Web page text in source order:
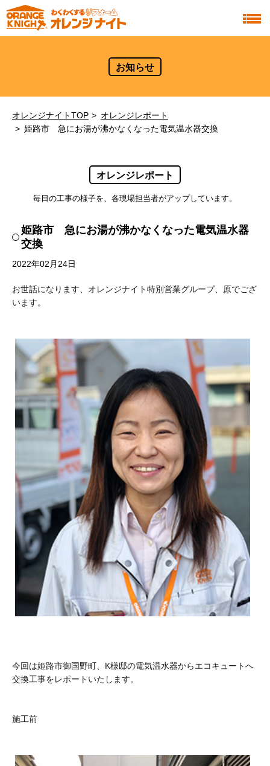
お知らせ
オレンジナイトTOP
オレンジレポート
姫路市 急にお湯が沸かなくなった電気温水器交換
オレンジレポート
毎日の工事の様子を、各現場担当者がアップしています。
姫路市 急にお湯が沸かなくなった電気温水器
交換
2022年02月24日
お世話になります、オレンジナイト特別営業グループ、原でござ
います。
今回は姫路市御国野町、K様邸の電気温水器からエコキュートへ
交換工事をレポートいたします。
施工前